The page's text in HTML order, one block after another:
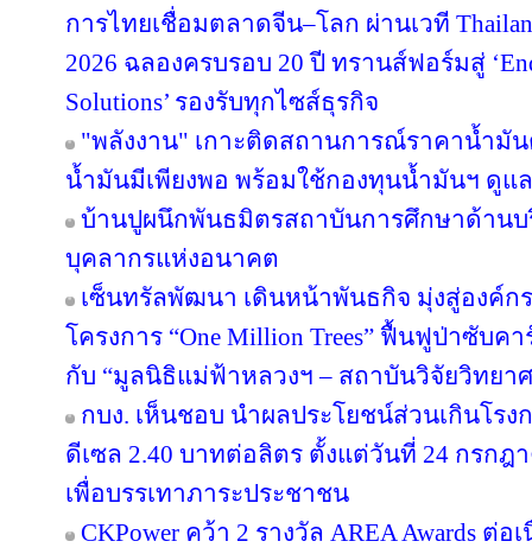
การไทยเชื่อมตลาดจีน–โลก ผ่านเวที
2026 ฉลองครบรอบ 20 ปี ทรานส์ฟอร์มสู่
Solutions’ รองรับทุกไซส์ธุรกิจ
"พลังงาน" เกาะติดสถานการณ์ราคาน้ำมั
น้ำมันมีเพียงพอ พร้อมใช้กองทุนน้ำมันฯ ดูแ
บ้านปูผนึกพันธมิตรสถาบันการศึกษาด้าน
บุคลากรแห่งอนาคต
เซ็นทรัลพัฒนา เดินหน้าพันธกิจ มุ่งสู่องค์กร
โครงการ “One Million Trees” ฟื้นฟูป่าซับค
กับ “มูลนิธิแม่ฟ้าหลวงฯ – สถาบันวิจัยวิทยา
กบง. เห็นชอบ นำผลประโยชน์ส่วนเกินโร
ดีเซล 2.40 บาทต่อลิตร ตั้งแต่วันที่ 24 กรกฎ
เพื่อบรรเทาภาระประชาชน
CKPower คว้า 2 รางวัล AREA Awards ต่